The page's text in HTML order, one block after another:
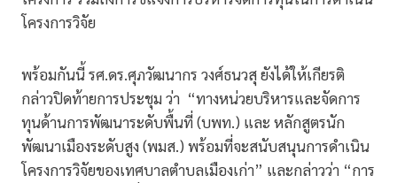
โครงการวิจัย
พร้อมกันนี้ รศ.ดร.ศุภวัฒนากร วงศ์ธนวสุ ยังได้ให้เกียรติ
กล่าวปิดท้ายการประชุม ว่า “ทางหน่วยบริหารและจัดการ
ทุนด้านการพัฒนาระดับพื้นที่ (บพท.) และ หลักสูตรนัก
พัฒนาเมืองระดับสูง (พมส.) พร้อมที่จะสนับสนุนการดำเนิน
โครงการวิจัยของเทศบาลตำบลเมืองเก่า” และกล่าวว่า “การ